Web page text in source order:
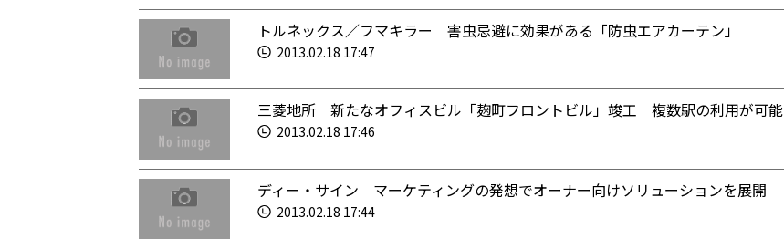
トルネックス／フマキラー 害虫忌避に効果がある「防虫エアカーテン」
2013.02.18 17:47
三菱地所 新たなオフィスビル「麹町フロントビル」竣工 複数駅の利用が可能
2013.02.18 17:46
ディー・サイン マーケティングの発想でオーナー向けソリューションを展開
2013.02.18 17:44